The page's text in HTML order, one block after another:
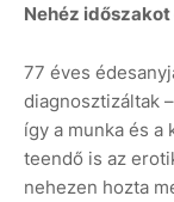
Nehéz
77 éves
diagnosztizáltak
így a munka és a
teendő is az
nehezen hozta